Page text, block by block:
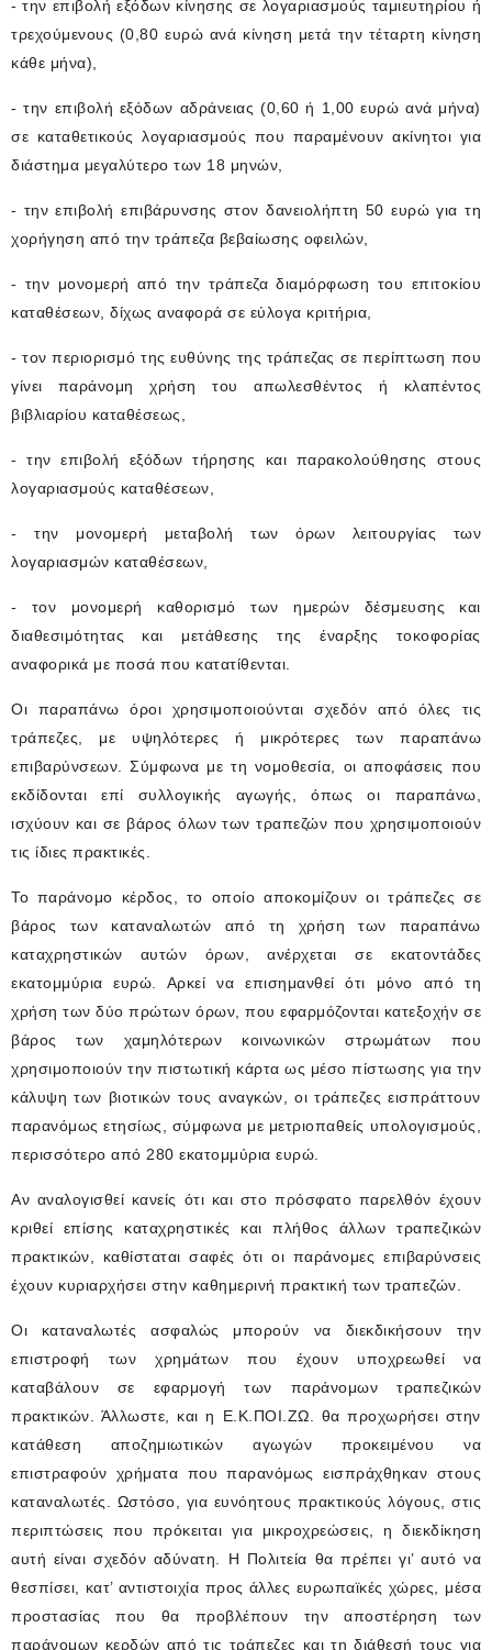
- την επιβολή εξόδων κίνησης σε λογαριασμούς ταμιευτηρίου ή
τρεχούμενους (0,80 ευρώ ανά κίνηση μετά την τέταρτη κίνηση
κάθε μήνα),
- την επιβολή εξόδων αδράνειας (0,60 ή 1,00 ευρώ ανά μήνα)
σε καταθετικούς λογαριασμούς που παραμένουν ακίνητοι για
διάστημα μεγαλύτερο των 18 μηνών,
- την επιβολή επιβάρυνσης στον δανειολήπτη 50 ευρώ για τη
χορήγηση από την τράπεζα βεβαίωσης οφειλών,
- την μονομερή από την τράπεζα διαμόρφωση του επιτοκίου
καταθέσεων, δίχως αναφορά σε εύλογα κριτήρια,
- τον περιορισμό της ευθύνης της τράπεζας σε περίπτωση που
γίνει παράνομη χρήση του απωλεσθέντος ή κλαπέντος
βιβλιαρίου καταθέσεως,
- την επιβολή εξόδων τήρησης και παρακολούθησης στους
λογαριασμούς καταθέσεων,
- την μονομερή μεταβολή των όρων λειτουργίας των
λογαριασμών καταθέσεων,
- τον μονομερή καθορισμό των ημερών δέσμευσης και
διαθεσιμότητας και μετάθεσης της έναρξης τοκοφορίας
αναφορικά με ποσά που κατατίθενται.
Οι παραπάνω όροι χρησιμοποιούνται σχεδόν από όλες τις
τράπεζες, με υψηλότερες ή μικρότερες των παραπάνω
επιβαρύνσεων. Σύμφωνα με τη νομοθεσία, οι αποφάσεις που
εκδίδονται επί συλλογικής αγωγής, όπως οι παραπάνω,
ισχύουν και σε βάρος όλων των τραπεζών που χρησιμοποιούν
τις ίδιες πρακτικές.
Το παράνομο κέρδος, το οποίο αποκομίζουν οι τράπεζες σε
βάρος των καταναλωτών από τη χρήση των παραπάνω
καταχρηστικών αυτών όρων, ανέρχεται σε εκατοντάδες
εκατομμύρια ευρώ. Αρκεί να επισημανθεί ότι μόνο από τη
χρήση των δύο πρώτων όρων, που εφαρμόζονται κατεξοχήν σε
βάρος των χαμηλότερων κοινωνικών στρωμάτων που
χρησιμοποιούν την πιστωτική κάρτα ως μέσο πίστωσης για την
κάλυψη των βιοτικών τους αναγκών, οι τράπεζες εισπράττουν
παρανόμως ετησίως, σύμφωνα με μετριοπαθείς υπολογισμούς,
περισσότερο από 280 εκατομμύρια ευρώ.
Αν αναλογισθεί κανείς ότι και στο πρόσφατο παρελθόν έχουν
κριθεί επίσης καταχρηστικές και πλήθος άλλων τραπεζικών
πρακτικών, καθίσταται σαφές ότι οι παράνομες επιβαρύνσεις
έχουν κυριαρχήσει στην καθημερινή πρακτική των τραπεζών.
Οι καταναλωτές ασφαλώς μπορούν να διεκδικήσουν την
επιστροφή των χρημάτων που έχουν υποχρεωθεί να
καταβάλουν σε εφαρμογή των παράνομων τραπεζικών
πρακτικών. Άλλωστε, και η Ε.Κ.ΠΟΙ.ΖΩ. θα προχωρήσει στην
κατάθεση αποζημιωτικών αγωγών προκειμένου να
επιστραφούν χρήματα που παρανόμως εισπράχθηκαν στους
καταναλωτές. Ωστόσο, για ευνόητους πρακτικούς λόγους, στις
περιπτώσεις που πρόκειται για μικροχρεώσεις, η διεκδίκηση
αυτή είναι σχεδόν αδύνατη. Η Πολιτεία θα πρέπει γι’ αυτό να
θεσπίσει, κατ’ αντιστοιχία προς άλλες ευρωπαϊκές χώρες, μέσα
προστασίας που θα προβλέπουν την αποστέρηση των
παράνομων κερδών από τις τράπεζες και τη διάθεσή τους για